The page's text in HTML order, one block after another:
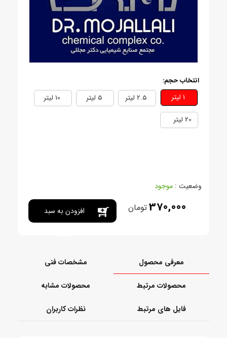
انتخاب حجم:
وضعیت : موجود
370,000تومان افزودن به سبد
معرفی محصول مشخصات فنی
محصولات مرتبط محصولات مشابه
فایل های مرتبط نظرات کاربران